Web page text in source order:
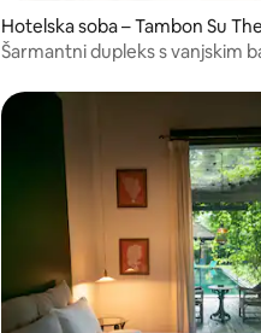
Hotelska soba – Tambon Su
Šarmantni dupleks s vanjskim